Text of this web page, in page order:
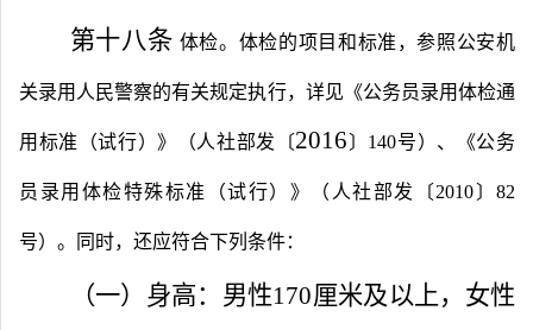
第十八条 体检。体检的项目和标准，参照公安机
关录用人民警察的有关规定执行，详见《公务员录用体检通
用标准（试行）》（人社部发〔2016〕140号）、《公务
员录用体检特殊标准（试行）》（人社部发〔2010〕82
号）。同时，还应符合下列条件：
（一）身高：男性170厘米及以上，女性